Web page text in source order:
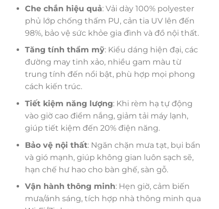
Che chắn hiệu quả: Vải dày 100% polyester
phủ lớp chống thấm PU, cản tia UV lên đến
98%, bảo vệ sức khỏe gia đình và đồ nội thất.
Tăng tính thẩm mỹ: Kiểu dáng hiện đại, các
đường may tinh xảo, nhiều gam màu từ
trung tính đến nổi bật, phù hợp mọi phong
cách kiến trúc.
Tiết kiệm năng lượng: Khi rèm hạ tự động
vào giờ cao điểm nắng, giảm tải máy lạnh,
giúp tiết kiệm đến 20% điện năng.
Bảo vệ nội thất: Ngăn chặn mưa tạt, bụi bẩn
và gió mạnh, giúp không gian luôn sạch sẽ,
hạn chế hư hao cho bàn ghế, sàn gỗ.
Vận hành thông minh: Hẹn giờ, cảm biến
mưa/ánh sáng, tích hợp nhà thông minh qua